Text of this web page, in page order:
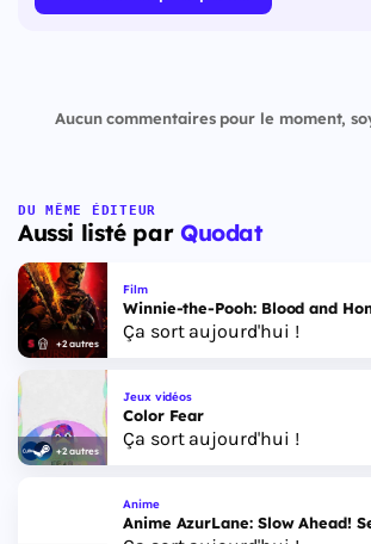
Aucun commentaires pour le moment,
DU MÊME ÉDITEUR
Aussi listé par Quodat
+2 autres
Film
Winnie-the-Pooh: Blood and
Ça sort aujourd'hui !
+2 autres
Jeux vidéos
Color Fear
Ça sort aujourd'hui !
Anime
Anime AzurLane: Slow Ahead!